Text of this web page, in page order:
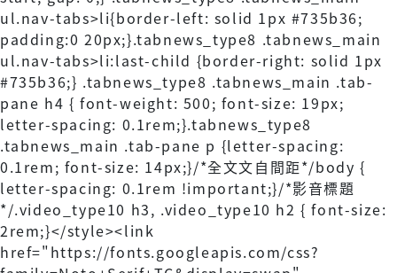
ul.nav-tabs>li{border-left: solid 1px #735b36;
padding:0 20px;}.tabnews_type8 .tabnews_main
ul.nav-tabs>li:last-child {border-right: solid 1px
#735b36;} .tabnews_type8 .tabnews_main .tab-
pane h4 { font-weight: 500; font-size: 19px;
letter-spacing: 0.1rem;}.tabnews_type8
.tabnews_main .tab-pane p {letter-spacing:
0.1rem; font-size: 14px;}/*全文文自間距*/body {
letter-spacing: 0.1rem !important;}/*影音標題
*/.video_type10 h3, .video_type10 h2 { font-size:
2rem;}</style><link
href="https://fonts.googleapis.com/css?